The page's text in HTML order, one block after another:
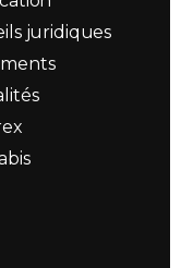
juridiques